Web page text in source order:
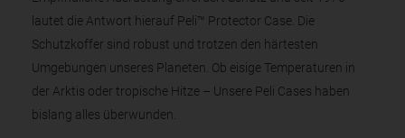
lautet die Antwort hierauf Peli™ Protector Case. Die
Schutzkoffer sind robust und trotzen den härtesten
Umgebungen unseres Planeten. Ob eisige Temperaturen in
der Arktis oder tropische Hitze – Unsere Peli Cases haben
bislang alles überwunden.